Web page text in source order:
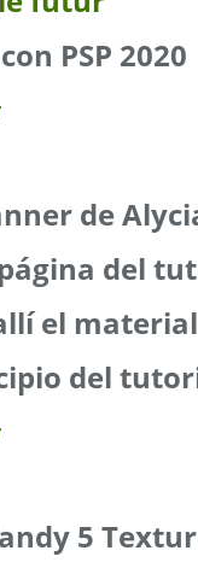
PSP 2020
de
del
el material
del
5